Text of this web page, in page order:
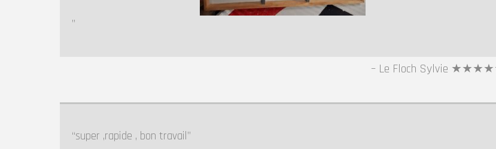
Le Floch Sylvie
super ,rapide , bon travail